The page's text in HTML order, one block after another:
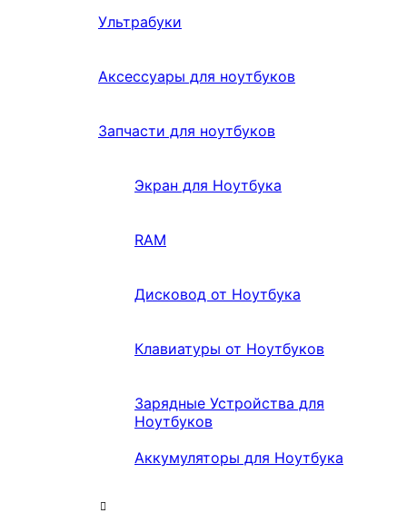
Ультрабуки
Аксессуары для ноутбуков
Запчасти для ноутбуков
Экран для Ноутбука
RAM
Дисковод от Ноутбука
Клавиатуры от Ноутбуков
Зарядные Устройства для
Ноутбуков
Аккумуляторы для Ноутбука